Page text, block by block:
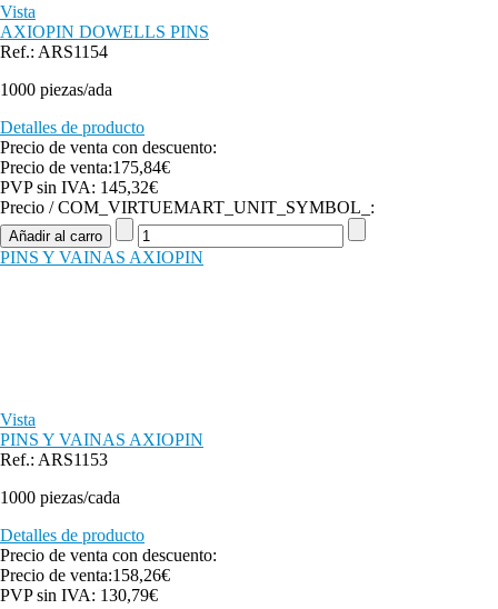
Vista
AXIOPIN DOWELLS PINS
Ref.: ARS1154
1000 piezas/ada
Detalles de producto
Precio de venta con descuento:
Precio de venta:175,84€
PVP sin IVA: 145,32€
Precio / COM_VIRTUEMART_UNIT_SYMBOL_:
PINS Y VAINAS AXIOPIN
Vista
PINS Y VAINAS AXIOPIN
Ref.: ARS1153
1000 piezas/cada
Detalles de producto
Precio de venta con descuento:
Precio de venta:158,26€
PVP sin IVA: 130,79€